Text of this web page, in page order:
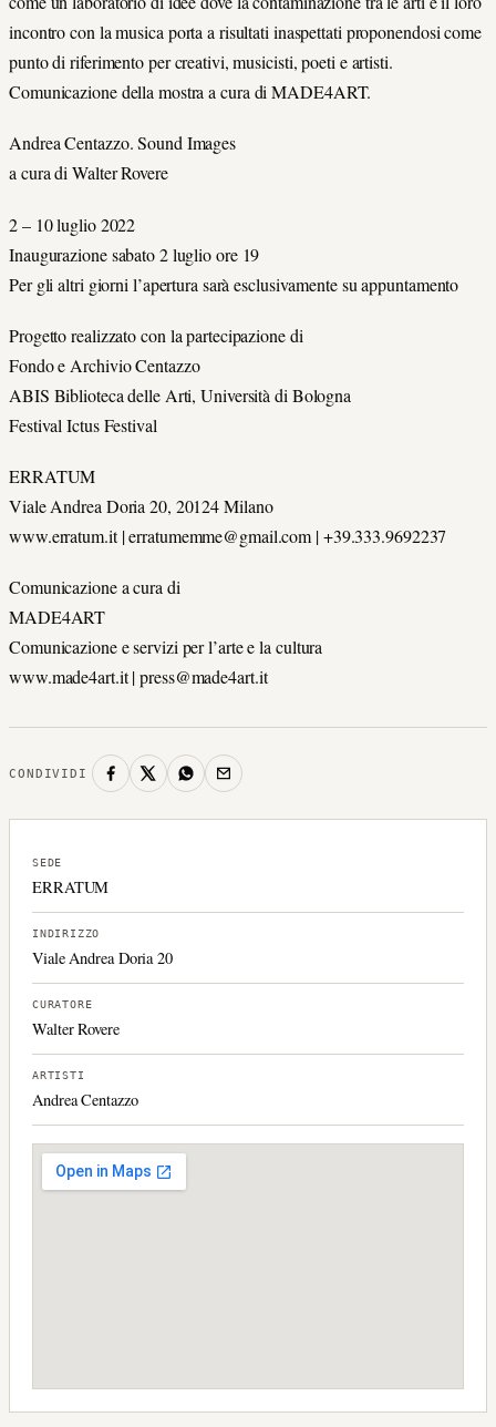
incontro con la musica porta a risultati inaspettati proponendosi come
punto di riferimento per creativi, musicisti, poeti e artisti.
Comunicazione della mostra a cura di MADE4ART.
Andrea Centazzo. Sound Images
a cura di Walter Rovere
2 – 10 luglio 2022
Inaugurazione sabato 2 luglio ore 19
Per gli altri giorni l’apertura sarà esclusivamente su appuntamento
Progetto realizzato con la partecipazione di
Fondo e Archivio Centazzo
ABIS Biblioteca delle Arti, Università di Bologna
Festival Ictus Festival
ERRATUM
Viale Andrea Doria 20, 20124 Milano
www.erratum.it | erratumemme@gmail.com | +39.333.9692237
Comunicazione a cura di
MADE4ART
Comunicazione e servizi per l’arte e la cultura
www.made4art.it | press@made4art.it
CONDIVIDI
SEDE
ERRATUM
INDIRIZZO
Viale Andrea Doria 20
CURATORE
Walter Rovere
ARTISTI
Andrea Centazzo